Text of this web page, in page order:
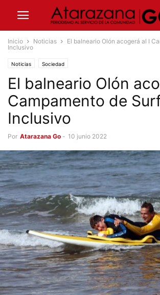
Inicio Noticias
El balneario Olón acogerá al I
Inclusivo
Noticias Sociedad
El balneario Olón
Campamento de
Inclusivo
Por Atarazana Go - 10 junio 2022